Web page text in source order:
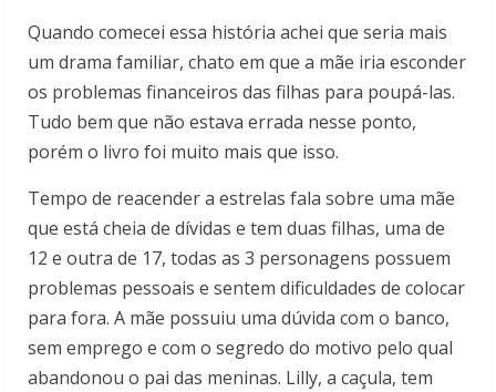
Quando comecei essa história achei que seria mais
um drama familiar, chato em que a mãe iria esconder
os problemas financeiros das filhas para poupá-las.
Tudo bem que não estava errada nesse ponto,
porém o livro foi muito mais que isso.
Tempo de reacender a estrelas fala sobre uma mãe
que está cheia de dívidas e tem duas filhas, uma de
12 e outra de 17, todas as 3 personagens possuem
problemas pessoais e sentem dificuldades de colocar
para fora. A mãe possuiu uma dúvida com o banco,
sem emprego e com o segredo do motivo pelo qual
abandonou o pai das meninas. Lilly, a caçula, tem